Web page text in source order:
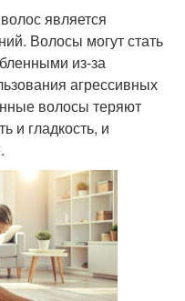
является
Волосы могут стать
из-за
агрессивных
волосы теряют
и гладкость, и